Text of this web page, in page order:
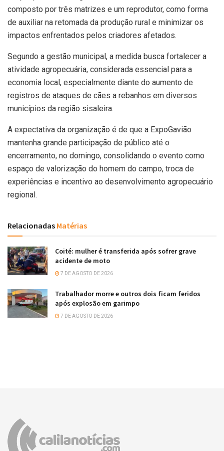
composto por três matrizes e um reprodutor, como forma
de auxiliar na retomada da produção rural e minimizar os
impactos enfrentados pelos criadores afetados.
Segundo a gestão municipal, a medida busca fortalecer a
atividade agropecuária, considerada essencial para a
economia local, especialmente diante do aumento de
registros de ataques de cães a rebanhos em diversos
municípios da região sisaleira.
A expectativa da organização é de que a ExpoGavião
mantenha grande participação de público até o
encerramento, no domingo, consolidando o evento como
espaço de valorização do homem do campo, troca de
experiências e incentivo ao desenvolvimento agropecuário
regional.
Relacionadas Matérias
Coité: mulher é transferida após sofrer grave
acidente de moto
7 DE AGOSTO DE 2026
Trabalhador morre e outros dois ficam feridos
após explosão em garimpo
7 DE AGOSTO DE 2026